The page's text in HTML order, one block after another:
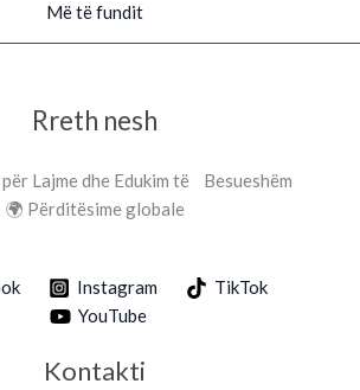
Më të fundit
Rreth nesh
Lajme dhe Edukim të Besueshëm
🌍 Përditësime globale
Instagram
TikTok
YouTube
Kontakti